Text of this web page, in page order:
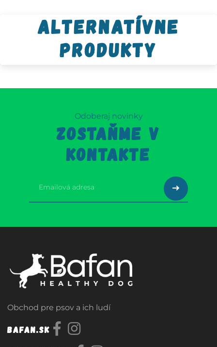
Alternatívne
produkty
Odoberaj novinky
ZOSTAŇME V
KONTAKTE
Obchod pre psov a ich ludí
Bafan.sk